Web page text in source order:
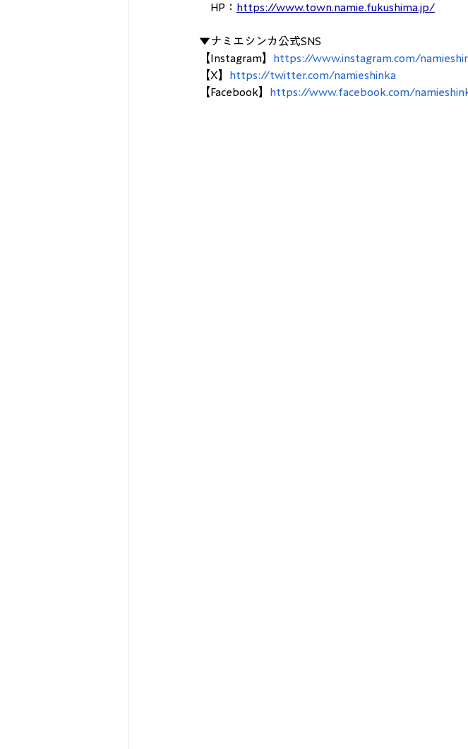
HP： https://www.town.namie.fukushima.jp/
▼ナミエシンカ公式SNS
【Instagram】 https://www.instagram.com/
【X】 https://twitter.com/namieshinka
【Facebook】 https://www.facebook.com/